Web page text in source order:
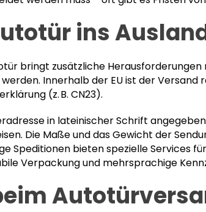
ins
bringt zusätzliche
Innerhalb der EU ist der
(z. B. CN23).
in lateinischer Schrift
Die Maße und das Gewicht der
Speditionen bieten spezielle Services
Verpackung und mehrsprachige